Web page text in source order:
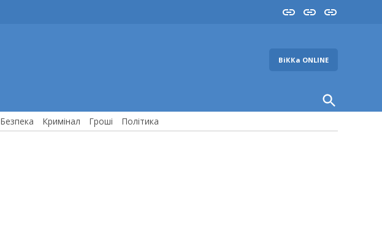
InstaYouTube
FB
ВіККа ONLINE
Open
Search
Безпека Кримінал Гроші Політика